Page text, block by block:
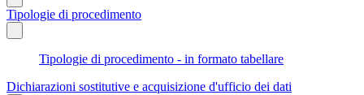
Tipologie di procedimento
Tipologie di procedimento - in formato tabellare
Dichiarazioni sostitutive e acquisizione d'ufficio dei dati